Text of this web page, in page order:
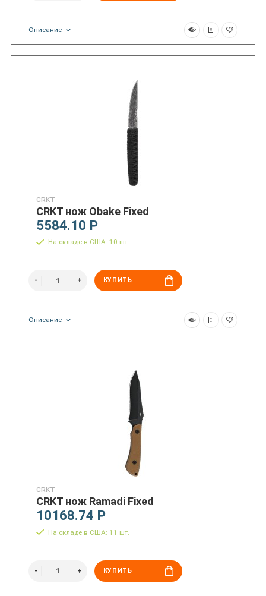
Описание
CRKT
CRKT нож Obake Fixed
5584.10 Р
На складе в США: 10 шт.
КУПИТЬ
Описание
CRKT
CRKT нож Ramadi Fixed
10168.74 Р
На складе в США: 11 шт.
КУПИТЬ